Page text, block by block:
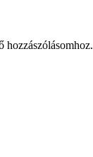
hozzászólásomhoz.